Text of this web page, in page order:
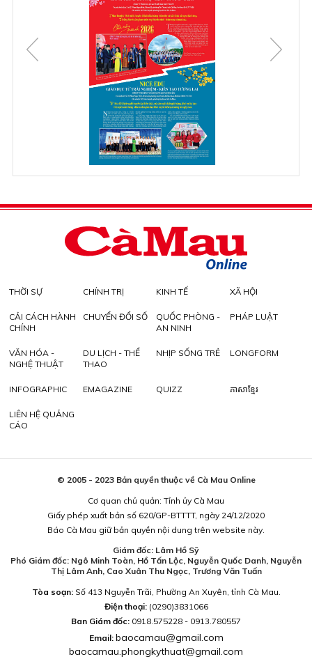
THỜI SỰ CHÍNH TRỊ KINH TẾ XÃ HỘI
CẢI CÁCH HÀNH
CHÍNH
CHUYỂN ĐỔI SỐ
QUỐC PHÒNG -
AN NINH
PHÁP LUẬT
VĂN HÓA -
NGHỆ THUẬT
DU LỊCH - THỂ
THAO
NHỊP SỐNG TRẺ LONGFORM
INFOGRAPHIC EMAGAZINE QUIZZ ភាសាខ្មែរ
LIÊN HỆ QUẢNG
CÁO
© 2005 - 2023 Bản quyền thuộc về Cà Mau Online
Cơ quan chủ quản: Tỉnh ủy Cà Mau
Giấy phép xuất bản số 620/GP-BTTTT, ngày 24/12/2020
Báo Cà Mau giữ bản quyền nội dung trên website này.
Giám đốc: Lâm Hồ Sỹ
Phó Giám đốc: Ngô Minh Toàn, Hồ Tấn Lộc, Nguyễn Quốc Danh, Nguyễn
Thị Lâm Anh, Cao Xuân Thu Ngọc, Trương Văn Tuấn
Tòa soạn:Số 413 Nguyễn Trãi, Phường An Xuyên, tỉnh Cà Mau.
Điện thoại: (0290)3831066
Ban Giám đốc: 0918.575228 - 0913.780557
Email: baocamau@gmail.com
baocamau.phongkythuat@gmail.com